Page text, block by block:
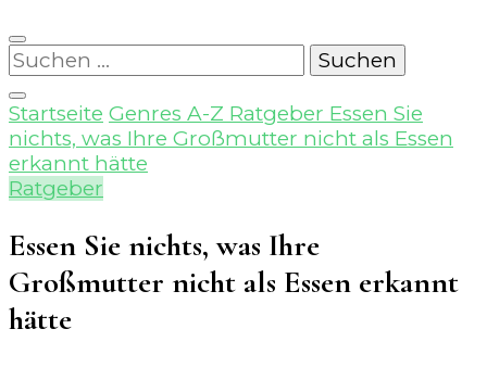
Suchen
nach:
Startseite Genres A-Z Ratgeber Essen Sie
nichts, was Ihre Großmutter nicht als Essen
erkannt hätte
Ratgeber
Essen Sie nichts, was Ihre
Großmutter nicht als Essen erkannt
hätte